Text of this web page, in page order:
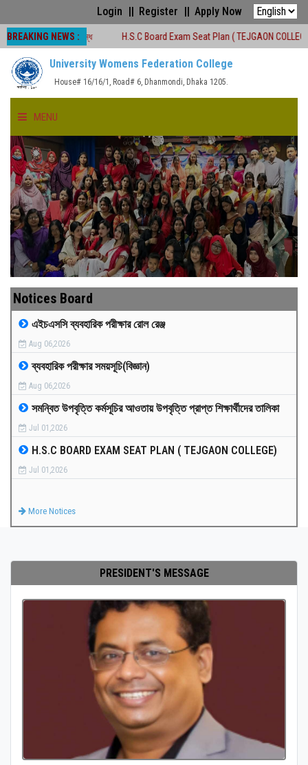
Login Register Apply Now
BREAKING NEWS :
বন্ধ H.S.C Board Exam Seat Plan ( TEJGAON COLLEGE)
University Womens Federation College
House# 16/16/1, Road# 6, Dhanmondi, Dhaka 1205.
MENU
HOME
ABOUT US
FACULTIES
ACADEMICS
GALLERY
MEDIA
PAYMENT
CO-CURRICULUM
RESULTS
Notices Board
এইচএসসি ব্যবহারিক পরীক্ষার রোল রেঞ্জ
Aug 06,2026
ব্যবহারিক পরীক্ষার সময়সূচি(বিজ্ঞান)
Aug 06,2026
সমন্বিত উপবৃত্তি কর্মসূচির আওতায় উপবৃত্তি প্রাপ্ত শিক্ষার্থীদের তালিকা
Jul 01,2026
H.S.C BOARD EXAM SEAT PLAN ( TEJGAON COLLEGE)
Jul 01,2026
More Notices
PRESIDENT'S MESSAGE